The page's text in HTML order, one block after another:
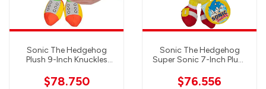
Sonic The Hedgehog
Plush 9-Inch Knuckles
30th Anniversary
$78.750
Sonic The Hedgehog
Super Sonic 7-Inch Plush
$76.556